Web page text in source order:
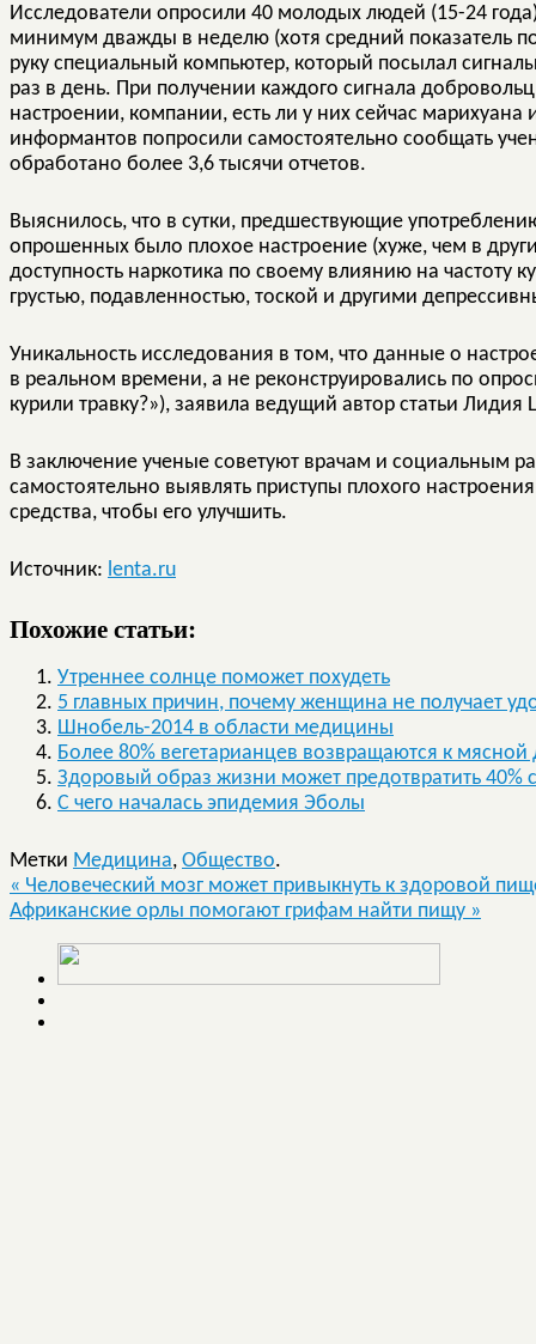
Исследователи опросили 40 молодых людей (15-24
минимум дважды в неделю (хотя средний показатель
руку специальный компьютер, который посылал
раз в день. При получении каждого сигнала
настроении, компании, есть ли у них сейчас
информантов попросили самостоятельно сообщать
обработано более 3,6 тысячи отчетов.
Выяснилось, что в сутки, предшествующие
опрошенных было плохое настроение (хуже, чем в
доступность наркотика по своему влиянию на частоту
грустью, подавленностью, тоской и другими
Уникальность исследования в том, что данные о
в реальном времени, а не реконструировались по
курили травку?»), заявила ведущий автор статьи Лидия
В заключение ученые советуют врачам и социальным
самостоятельно выявлять приступы плохого
средства, чтобы его улучшить.
Источник: lenta.ru
Похожие статьи:
Утреннее солнце поможет похудеть
5 главных причин, почему женщина не получает
Шнобель-2014 в области медицины
Более 80% вегетарианцев возвращаются к мясной
Здоровый образ жизни может предотвратить 40%
С чего началась эпидемия Эболы
Метки Медицина, Общество.
« Человеческий мозг может привыкнуть к здоровой
Африканские орлы помогают грифам найти пищу »